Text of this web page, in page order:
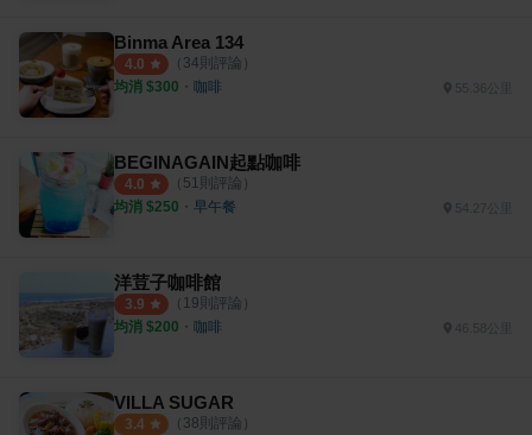
Binma Area 134
4.0 （ 34則評論）
均消 $300 ・ 咖啡 55.36公里
BEGINAGAIN起點咖啡
4.0 （ 51則評論）
均消 $250 ・ 早午餐 54.27公里
洋荳子咖啡館
3.9 （ 19則評論）
均消 $200 ・ 咖啡 46.58公里
VILLA SUGAR
3.4 （ 38則評論）